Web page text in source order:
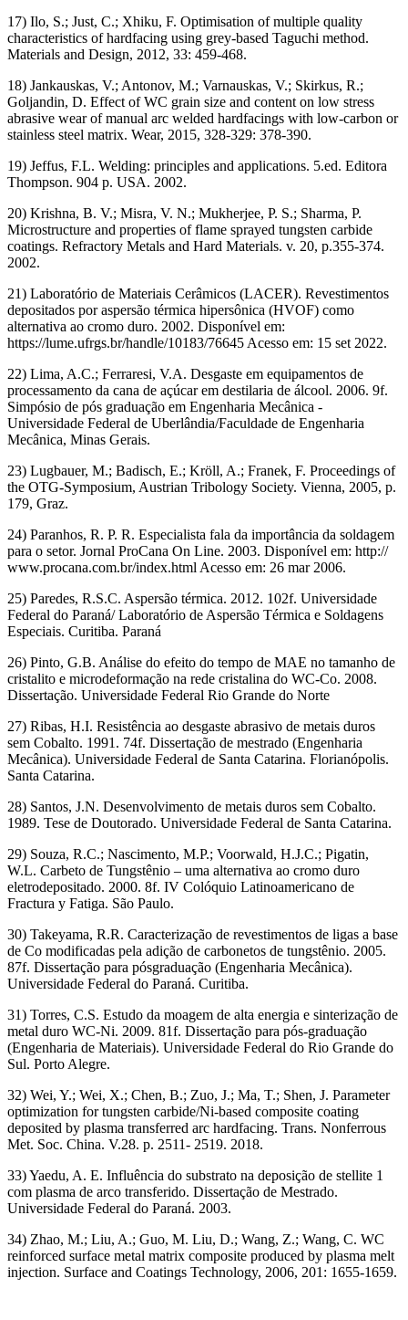
17) Ilo, S.; Just, C.; Xhiku, F. Optimisation of multiple quality
characteristics of hardfacing using grey-based Taguchi method.
Materials and Design, 2012, 33: 459-468.
18) Jankauskas, V.; Antonov, M.; Varnauskas, V.; Skirkus, R.;
Goljandin, D. Effect of WC grain size and content on low stress
abrasive wear of manual arc welded hardfacings with low-carbon or
stainless steel matrix. Wear, 2015, 328-329: 378-390.
19) Jeffus, F.L. Welding: principles and applications. 5.ed. Editora
Thompson. 904 p. USA. 2002.
20) Krishna, B. V.; Misra, V. N.; Mukherjee, P. S.; Sharma, P.
Microstructure and properties of flame sprayed tungsten carbide
coatings. Refractory Metals and Hard Materials. v. 20, p.355-374.
2002.
21) Laboratório de Materiais Cerâmicos (LACER). Revestimentos
depositados por aspersão térmica hipersônica (HVOF) como
alternativa ao cromo duro. 2002. Disponível em:
https://lume.ufrgs.br/handle/10183/76645 Acesso em: 15 set 2022.
22) Lima, A.C.; Ferraresi, V.A. Desgaste em equipamentos de
processamento da cana de açúcar em destilaria de álcool. 2006. 9f.
Simpósio de pós graduação em Engenharia Mecânica -
Universidade Federal de Uberlândia/Faculdade de Engenharia
Mecânica, Minas Gerais.
23) Lugbauer, M.; Badisch, E.; Kröll, A.; Franek, F. Proceedings of
the OTG-Symposium, Austrian Tribology Society. Vienna, 2005, p.
179, Graz.
24) Paranhos, R. P. R. Especialista fala da importância da soldagem
para o setor. Jornal ProCana On Line. 2003. Disponível em: http://
www.procana.com.br/index.html Acesso em: 26 mar 2006.
25) Paredes, R.S.C. Aspersão térmica. 2012. 102f. Universidade
Federal do Paraná/ Laboratório de Aspersão Térmica e Soldagens
Especiais. Curitiba. Paraná
26) Pinto, G.B. Análise do efeito do tempo de MAE no tamanho de
cristalito e microdeformação na rede cristalina do WC-Co. 2008.
Dissertação. Universidade Federal Rio Grande do Norte
27) Ribas, H.I. Resistência ao desgaste abrasivo de metais duros
sem Cobalto. 1991. 74f. Dissertação de mestrado (Engenharia
Mecânica). Universidade Federal de Santa Catarina. Florianópolis.
Santa Catarina.
28) Santos, J.N. Desenvolvimento de metais duros sem Cobalto.
1989. Tese de Doutorado. Universidade Federal de Santa Catarina.
29) Souza, R.C.; Nascimento, M.P.; Voorwald, H.J.C.; Pigatin,
W.L. Carbeto de Tungstênio – uma alternativa ao cromo duro
eletrodepositado. 2000. 8f. IV Colóquio Latinoamericano de
Fractura y Fatiga. São Paulo.
30) Takeyama, R.R. Caracterização de revestimentos de ligas a base
de Co modificadas pela adição de carbonetos de tungstênio. 2005.
87f. Dissertação para pósgraduação (Engenharia Mecânica).
Universidade Federal do Paraná. Curitiba.
31) Torres, C.S. Estudo da moagem de alta energia e sinterização de
metal duro WC-Ni. 2009. 81f. Dissertação para pós-graduação
(Engenharia de Materiais). Universidade Federal do Rio Grande do
Sul. Porto Alegre.
32) Wei, Y.; Wei, X.; Chen, B.; Zuo, J.; Ma, T.; Shen, J. Parameter
optimization for tungsten carbide/Ni-based composite coating
deposited by plasma transferred arc hardfacing. Trans. Nonferrous
Met. Soc. China. V.28. p. 2511- 2519. 2018.
33) Yaedu, A. E. Influência do substrato na deposição de stellite 1
com plasma de arco transferido. Dissertação de Mestrado.
Universidade Federal do Paraná. 2003.
34) Zhao, M.; Liu, A.; Guo, M. Liu, D.; Wang, Z.; Wang, C. WC
reinforced surface metal matrix composite produced by plasma melt
injection. Surface and Coatings Technology, 2006, 201: 1655-1659.